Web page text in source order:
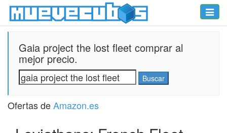
Toggle
Gaia project the lost fleet comprar al
mejor precio.
Ofertas deAmazon.es